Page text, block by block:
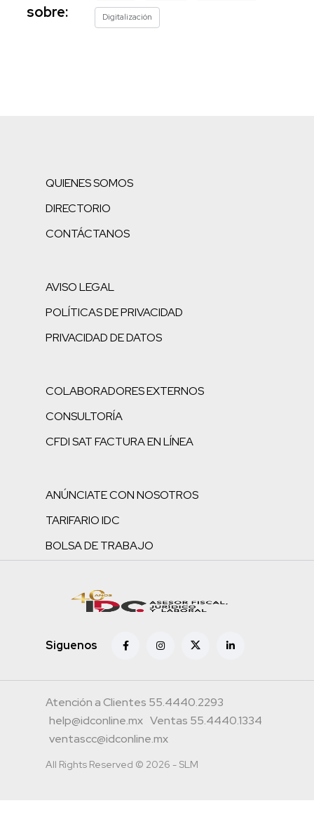
sobre:
Digitalización
QUIENES SOMOS
DIRECTORIO
CONTÁCTANOS
AVISO LEGAL
POLÍTICAS DE PRIVACIDAD
PRIVACIDAD DE DATOS
COLABORADORES EXTERNOS
CONSULTORÍA
CFDI SAT FACTURA EN LÍNEA
ANÚNCIATE CON NOSOTROS
TARIFARIO IDC
BOLSA DE TRABAJO
Siguenos
Atención a Clientes 55.4440.2293
help@idconline.mx Ventas 55.4440.1334
ventascc@idconline.mx
All Rights Reserved © 2026 - SLM